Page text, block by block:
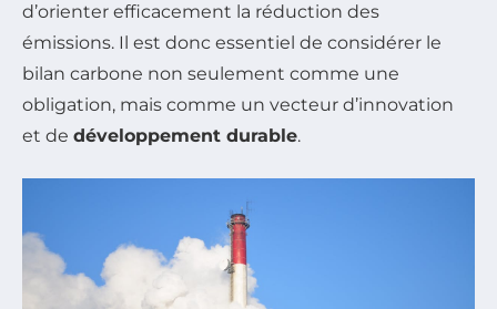
d’orienter efficacement la réduction des
émissions. Il est donc essentiel de considérer le
bilan carbone non seulement comme une
obligation, mais comme un vecteur d’innovation
et de développement durable.